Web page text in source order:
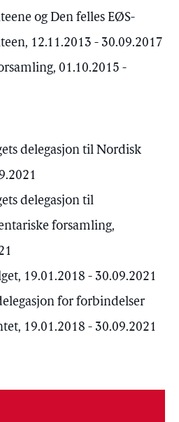
og Den felles EØS-
12.11.2013 - 30.09.2017
01.10.2015 -
delegasjon til Nordisk
delegasjon til
forsamling,
19.01.2018 - 30.09.2021
for forbindelser
19.01.2018 - 30.09.2021